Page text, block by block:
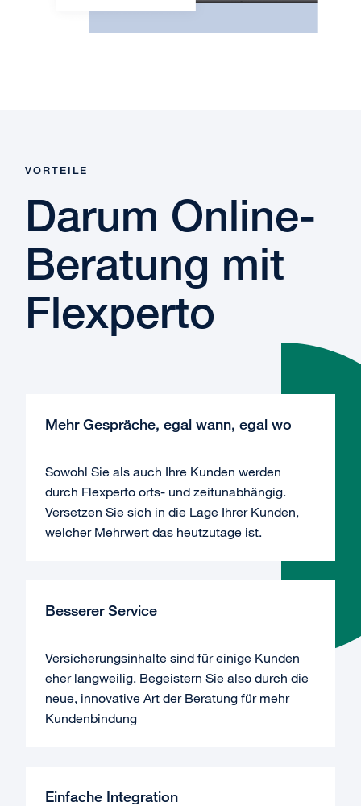
VORTEILE
Darum Online-
Beratung mit
Flexperto
Mehr Gespräche, egal wann, egal wo
Sowohl Sie als auch Ihre Kunden werden
durch Flexperto orts- und zeitunabhängig.
Versetzen Sie sich in die Lage Ihrer Kunden,
welcher Mehrwert das heutzutage ist.
Besserer Service
Versicherungsinhalte sind für einige Kunden
eher langweilig. Begeistern Sie also durch die
neue, innovative Art der Beratung für mehr
Kundenbindung
Einfache Integration